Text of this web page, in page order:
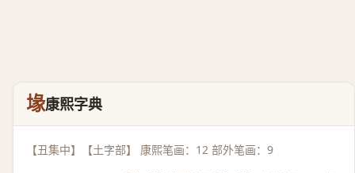
堟康熙字典
【丑集中】【土字部】 康熙笔画：12 部外笔画：9